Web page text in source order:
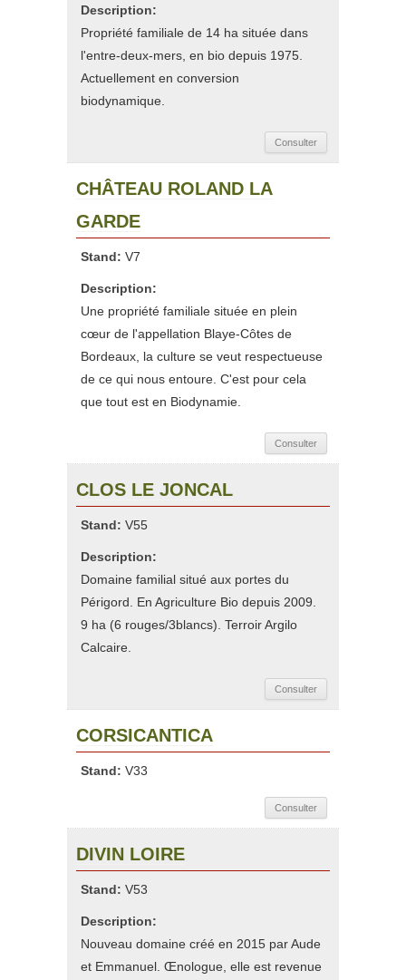
Description:
Propriété familiale de 14 ha située dans
l'entre-deux-mers, en bio depuis 1975.
Actuellement en conversion
biodynamique.
Consulter
CHÂTEAU ROLAND LA
GARDE
Stand: V7
Description:
Une propriété familiale située en plein
cœur de l'appellation Blaye-Côtes de
Bordeaux, la culture se veut respectueuse
de ce qui nous entoure. C'est pour cela
que tout est en Biodynamie.
Consulter
CLOS LE JONCAL
Stand: V55
Description:
Domaine familial situé aux portes du
Périgord. En Agriculture Bio depuis 2009.
9 ha (6 rouges/3blancs). Terroir Argilo
Calcaire.
Consulter
CORSICANTICA
Stand: V33
Consulter
DIVIN LOIRE
Stand: V53
Description:
Nouveau domaine créé en 2015 par Aude
et Emmanuel. Œnologue, elle est revenue